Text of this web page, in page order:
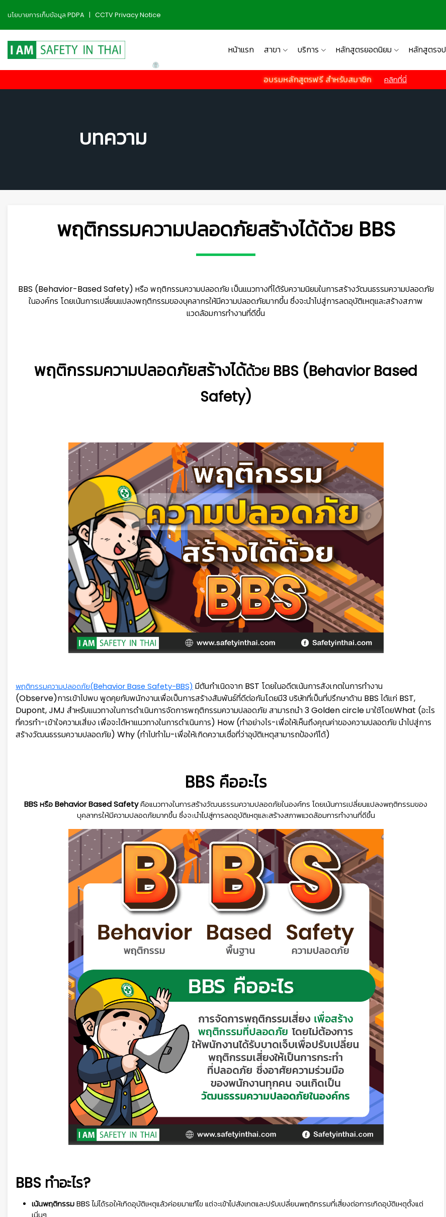
นโยบายการเก็บข้อมูล PDPA | CCTV Privacy Notice
หน้าแรก สาขา บริการ หลักสูตรยอดนิยม หลักสูตรจป
อบรมหลักสูตรฟรี สำหรับสมาชิก คลิกที่นี่
บทความ
พฤติกรรมความปลอดภัยสร้างได้ด้วย BBS
BBS (Behavior-Based Safety) หรือ พฤติกรรมความปลอดภัย เป็นแนวทางที่ได้รับความนิยมในการสร้างวัฒนธรรมความปลอดภัย
ในองค์กร โดยเน้นการเปลี่ยนแปลงพฤติกรรมของบุคลากรให้มีความปลอดภัยมากขึ้น ซึ่งจะนำไปสู่การลดอุบัติเหตุและสร้างสภาพ
แวดล้อมการทำงานที่ดีขึ้น
พฤติกรรมความปลอดภัยสร้างได้ด้วย BBS (Behavior Based
Safety)
พฤติกรรมความปลอดภัย(Behavior Base Safety-BBS) มีต้นกำเนิดจาก BST โดยในอดีตเน้นการสังเกตในการทำงาน
(Observe)การเข้าไปพบ พูดคุยกับพนักงานเพื่อเป็นการสร้างสัมพันธ์ที่ดีต่อกันโดยมี3 บริษัทที่เป็นที่ปรึกษาด้าน BBS ได้แก่ BST,
Dupont, JMJ สำหรับแนวทางในการดำเนินการจัดการพฤติกรรมความปลอดภัย สามารถนำ 3 Golden circle มาใช้โดยWhat (อะไร
ที่ควรทำ-เข้าใจความเสี่ยง เพื่อจะได้หาแนวทางในการดำเนินการ) How (ทำอย่างไร-เพื่อให้เห็นถึงคุณค่าของความปลอดภัย นำไปสู่การ
สร้างวัฒนธรรมความปลอดภัย) Why (ทำไปทำไม-เพื่อให้เกิดความเชื่อที่ว่าอุบัติเหตุสามารถป้องกัได้)
BBS คืออะไร
BBS หรือ Behavior Based Safetyคือแนวทางในการสร้างวัฒนธรรมความปลอดภัยในองค์กร โดยเน้นการเปลี่ยนแปลงพฤติกรรมของ
บุคลากรให้มีความปลอดภัยมากขึ้น ซึ่งจะนำไปสู่การลดอุบัติเหตุและสร้างสภาพแวดล้อมการทำงานที่ดีขึ้น
BBS ทำอะไร?
เน้นพฤติกรรม BBS ไม่ได้รอให้เกิดอุบัติเหตุแล้วค่อยมาแก้ไข แต่จะเข้าไปสังเกตและปรับเปลี่ยนพฤติกรรมที่เสี่ยงต่อการเกิดอุบัติเหตุตั้งแต่
เนิ่นๆ